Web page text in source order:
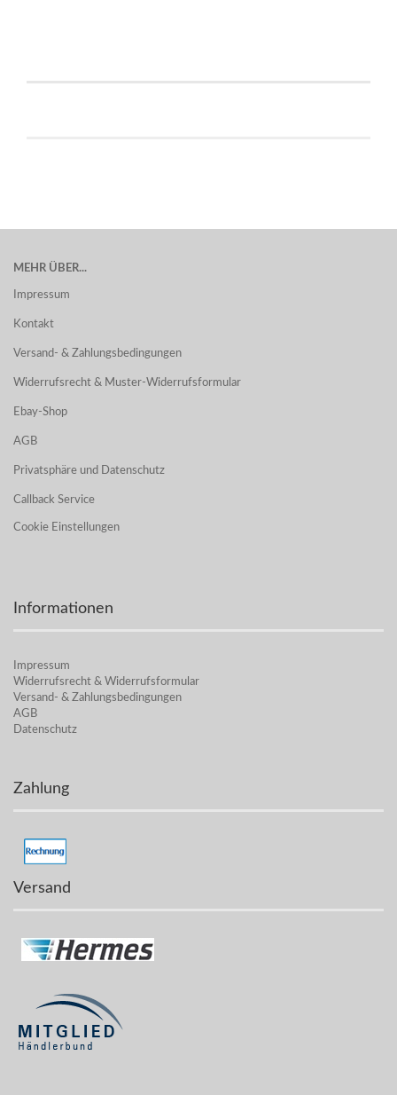
MEHR ÜBER...
Impressum
Kontakt
Versand- & Zahlungsbedingungen
Widerrufsrecht & Muster-Widerrufsformular
Ebay-Shop
AGB
Privatsphäre und Datenschutz
Callback Service
Cookie Einstellungen
Informationen
Impressum
Widerrufsrecht & Widerrufsformular
Versand- & Zahlungsbedingungen
AGB
Datenschutz
Zahlung
Versand